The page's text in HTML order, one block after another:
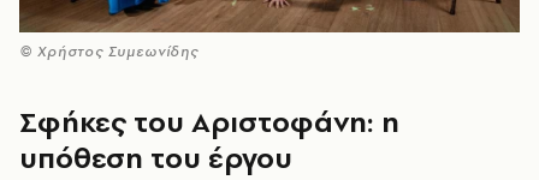
© Χρήστος Συμεωνίδης
Σφήκες του Αριστοφάνη: η
υπόθεση του έργου